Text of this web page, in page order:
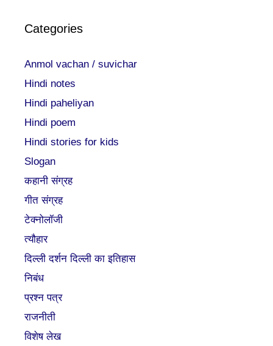
Categories
Anmol vachan / suvichar
Hindi notes
Hindi paheliyan
Hindi poem
Hindi stories for kids
Slogan
कहानी संग्रह
गीत संग्रह
टेक्नोलॉजी
त्यौहार
दिल्ली दर्शन दिल्ली का इतिहास
निबंध
प्रश्न पत्र
राजनीती
विशेष लेख